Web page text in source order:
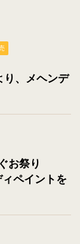
、メヘンデ
お祭り
ペイントを